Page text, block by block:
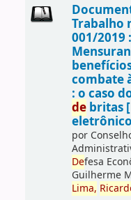
Trabalho
001/2019 :
combate
: o caso
debritas
por
Defesa
Guilherme
Lima,